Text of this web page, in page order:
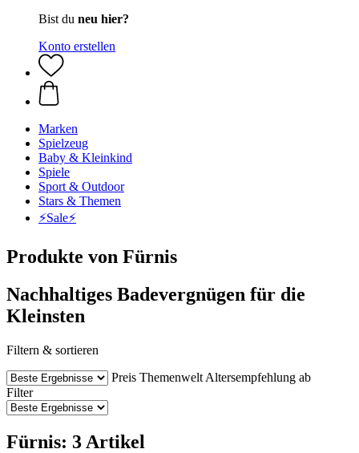
Bist du neu hier?
Konto erstellen
Marken
Spielzeug
Baby & Kleinkind
Spiele
Sport & Outdoor
Stars & Themen
⚡️Sale⚡️
Produkte von Fürnis
Nachhaltiges Badevergnügen für die
Kleinsten
Filtern & sortieren
Preis Themenwelt Altersempfehlung ab
Filter
Fürnis: 3 Artikel